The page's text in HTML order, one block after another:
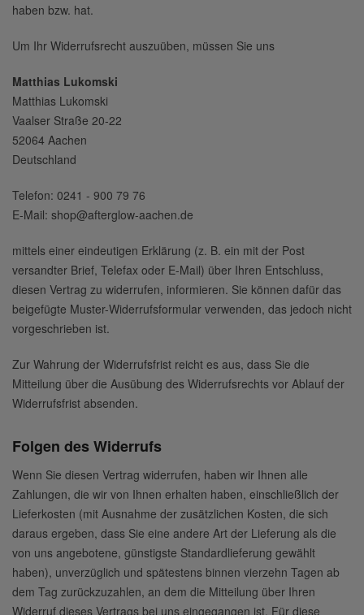
haben bzw. hat.
Um Ihr Widerrufsrecht auszuüben, müssen Sie uns
Matthias Lukomski
Matthias Lukomski
Vaalser Straße 20-22
52064 Aachen
Deutschland
Telefon: 0241 - 900 79 76
E-Mail: shop@afterglow-aachen.de
mittels einer eindeutigen Erklärung (z. B. ein mit der Post
versandter Brief, Telefax oder E-Mail) über Ihren Entschluss,
diesen Vertrag zu widerrufen, informieren. Sie können dafür das
beigefügte Muster-Widerrufsformular verwenden, das jedoch nicht
vorgeschrieben ist.
Zur Wahrung der Widerrufsfrist reicht es aus, dass Sie die
Mitteilung über die Ausübung des Widerrufsrechts vor Ablauf der
Widerrufsfrist absenden.
Folgen des Widerrufs
Wenn Sie diesen Vertrag widerrufen, haben wir Ihnen alle
Zahlungen, die wir von Ihnen erhalten haben, einschließlich der
Lieferkosten (mit Ausnahme der zusätzlichen Kosten, die sich
daraus ergeben, dass Sie eine andere Art der Lieferung als die
von uns angebotene, günstigste Standardlieferung gewählt
haben), unverzüglich und spätestens binnen vierzehn Tagen ab
dem Tag zurückzuzahlen, an dem die Mitteilung über Ihren
Widerruf dieses Vertrags bei uns eingegangen ist. Für diese